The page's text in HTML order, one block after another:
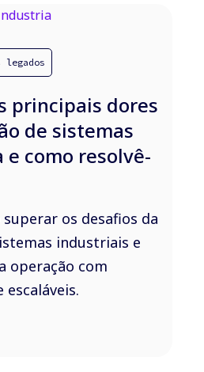
legados
principais dores
de sistemas
como resolvê-
os desafios da
industriais e
operação com
escaláveis.